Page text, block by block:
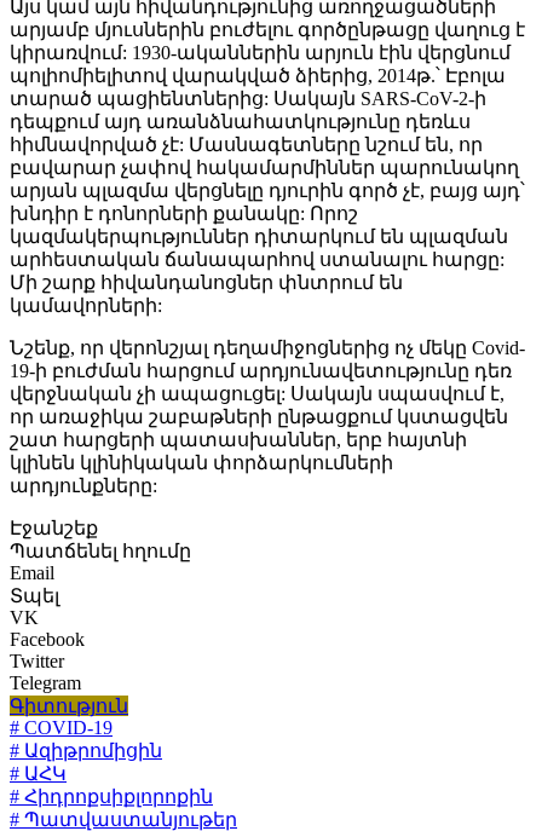
Այս կամ այն հիվանդությունից առողջացածների
արյամբ մյուսներին բուժելու գործընթացը վաղուց է
կիրառվում: 1930-ականներին արյուն էին վերցնում
պոլիոմիելիտով վարակված ձիերից, 2014թ.՝ Էբոլա
տարած պացիենտներից: Սակայն SARS-CoV-2-ի
դեպքում այդ առանձնահատկությունը դեռևս
հիմնավորված չէ: Մասնագետները նշում են, որ
բավարար չափով հակամարմիններ պարունակող
արյան պլազմա վերցնելը դյուրին գործ չէ, բայց այդ՝
խնդիր է դոնորների քանակը: Որոշ
կազմակերպություններ դիտարկում են պլազման
արհեստական ճանապարհով ստանալու հարցը:
Մի շարք հիվանդանոցներ փնտրում են
կամավորների:
Նշենք, որ վերոնշյալ դեղամիջոցներից ոչ մեկը Covid-
19-ի բուժման հարցում արդյունավետությունը դեռ
վերջնական չի ապացուցել: Սակայն սպասվում է,
որ առաջիկա շաբաթների ընթացքում կստացվեն
շատ հարցերի պատասխաններ, երբ հայտնի
կլինեն կլինիկական փորձարկումների
արդյունքները:
Էջանշեք
Պատճենել հղումը
Email
Տպել
VK
Facebook
Twitter
Telegram
Գիտություն
# COVID-19
# Ազիթրոմիցին
# ԱՀԿ
# Հիդրոքսիքլորոքին
# Պատվաստանյութեր